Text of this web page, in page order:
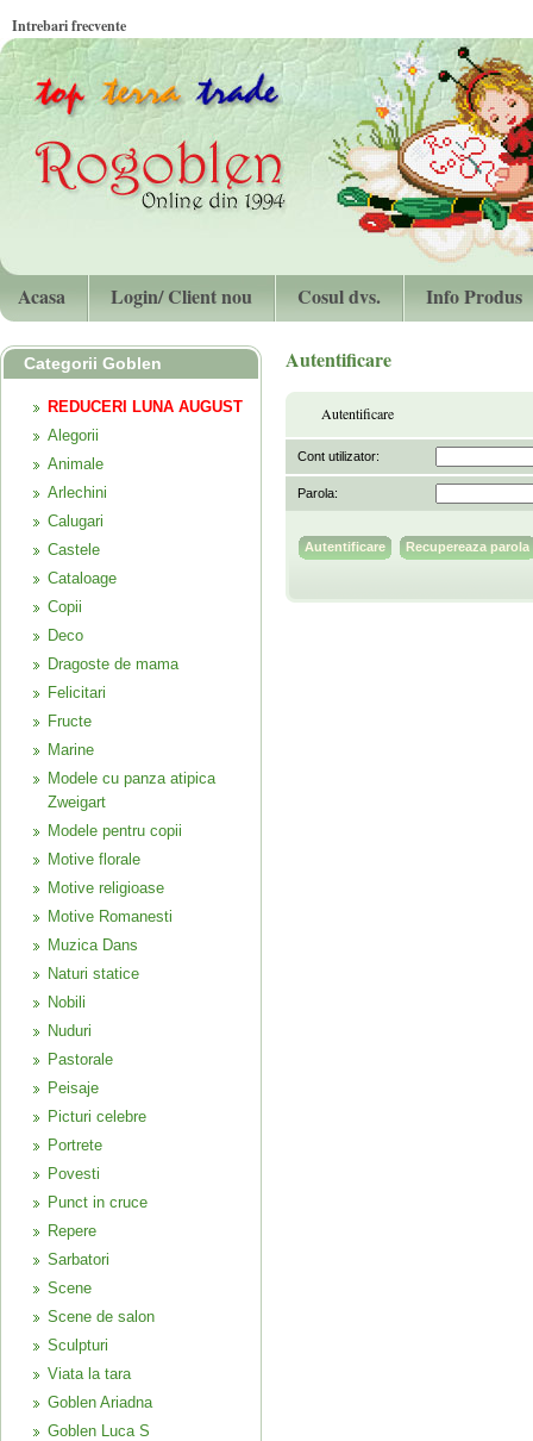
Intrebari frecvente
Acasa Login/ Client nou Cosul dvs. Info Produs
Categorii Goblen
REDUCERI LUNA AUGUST
Alegorii
Animale
Arlechini
Calugari
Castele
Cataloage
Copii
Deco
Dragoste de mama
Felicitari
Fructe
Marine
Modele cu panza atipica
Zweigart
Modele pentru copii
Motive florale
Motive religioase
Motive Romanesti
Muzica Dans
Naturi statice
Nobili
Nuduri
Pastorale
Peisaje
Picturi celebre
Portrete
Povesti
Punct in cruce
Repere
Sarbatori
Scene
Scene de salon
Sculpturi
Viata la tara
Goblen Ariadna
Goblen Luca S
Autentificare
Autentificare
Cont utilizator:
Parola:
Recupereaza parola